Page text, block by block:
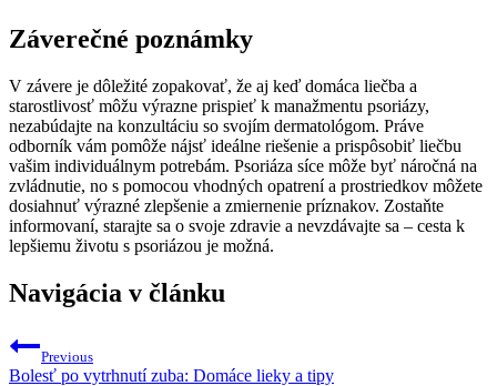
Záverečné poznámky
V ⁤závere je dôležité ‍zopakovať, že aj keď domáca liečba a
starostlivosť môžu výrazne prispieť k manažmentu psoriázy,
nezabúdajte na konzultáciu so ⁣svojím dermatológom. Práve
odborník vám pomôže nájsť ideálne riešenie a ⁢prispôsobiť liečbu
vašim‌ individuálnym potrebám. Psoriáza síce môže⁤ byť náročná‍ na
zvládnutie, no ⁣s⁤ pomocou vhodných opatrení a prostriedkov môžete
dosiahnuť výrazné zlepšenie a zmiernenie príznakov. Zostaňte
informovaní, starajte sa o svoje zdravie a⁤ nevzdávajte sa – cesta k
lepšiemu životu s psoriázou je možná.
Navigácia v článku
Previous
Bolesť po vytrhnutí zuba: Domáce lieky a tipy